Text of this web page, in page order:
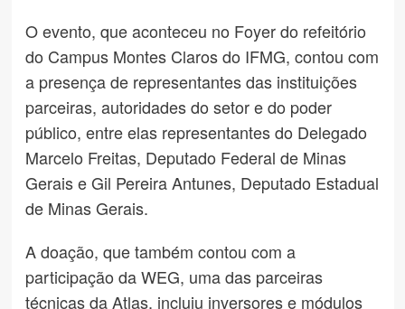
O evento, que aconteceu no Foyer do refeitório
do Campus Montes Claros do IFMG, contou com
a presença de representantes das instituições
parceiras, autoridades do setor e do poder
público, entre elas representantes do Delegado
Marcelo Freitas, Deputado Federal de Minas
Gerais e Gil Pereira Antunes, Deputado Estadual
de Minas Gerais.
A doação, que também contou com a
participação da WEG, uma das parceiras
técnicas da Atlas, incluiu inversores e módulos